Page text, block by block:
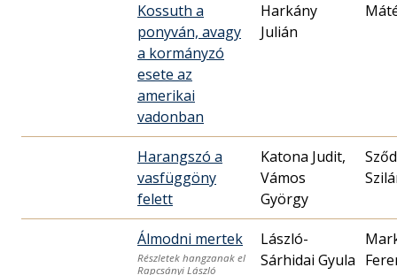
Kossuth a
ponyván, avagy
a kormányzó
esete az
amerikai
vadonban
Harkány
Julián
Harangszó a
vasfüggöny
felett
Katona Judit,
Vámos
György
Álmodni mertek
Részletek hangzanak el
Rapcsányi László
László-
Sárhidai Gyula